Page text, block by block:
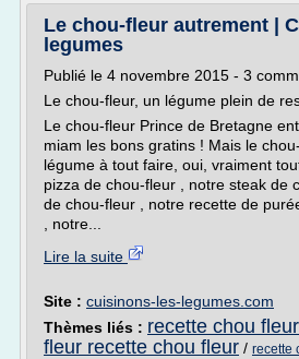
Le chou-fleur autrement |
legumes
Publié le 4 novembre 2015 - 3
Le chou-fleur, un légume plein de
Le chou-fleur Prince de Bretagne
miam les bons gratins ! Mais le
légume à tout faire, oui, vraiment
pizza de chou-fleur , notre steak de
de chou-fleur , notre recette de
, notre...
Lire la suite
Site : cuisinons-les-legumes.com
Thèmes liés : recette chou
fleur recette chou fleur / recette